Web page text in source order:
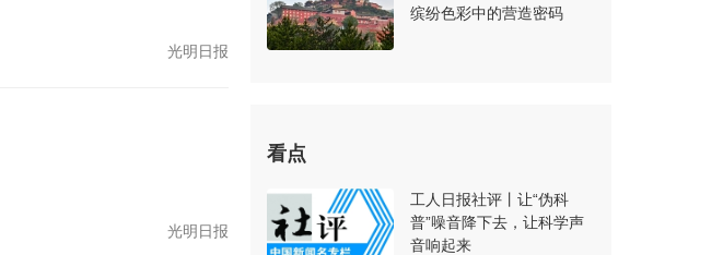
光明日报
光明日报
缤纷色彩中的营造密码
看点
工人日报社评丨让“伪科
普”噪音降下去，让科学声
音响起来